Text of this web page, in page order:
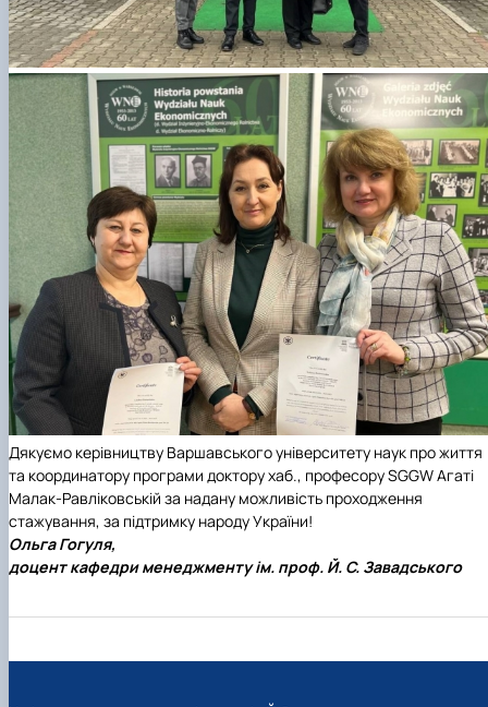
Дякуємо керівництву Варшавського університету наук про життя
та координатору програми доктору хаб., професоруSGGWАгаті
Малак-Равліковській за надану можливість проходження
стажування, за підтримку народу України!
Ольга Гогуля,
доцент кафедри менеджменту ім. проф. Й. С. Завадського